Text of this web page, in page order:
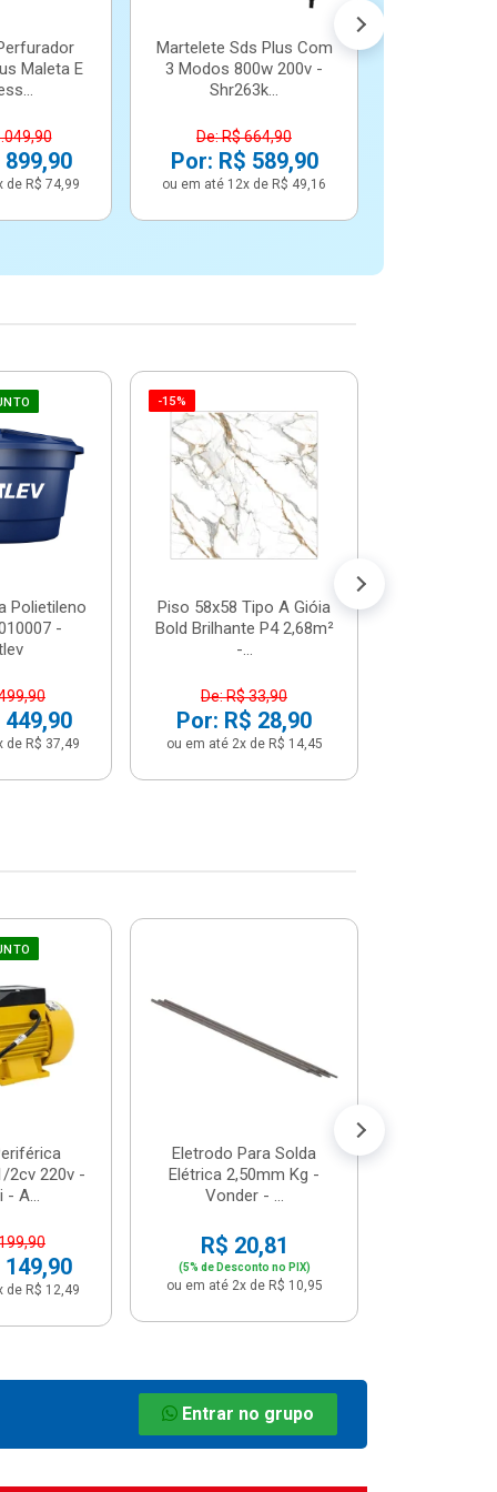
Maleta E
de R$ 74,99
Martelete Sds Plus Com
3 Modos 800w 200v -
Shr263k...
De: R$ 664,90
Por: R$ 589,90
ou em até 12x de R$ 49,16
Polietileno
-
de R$ 37,49
-15%
Piso 58x58 Tipo A Gióia
Bold Brilhante P4 2,68m²
-...
De: R$ 33,90
Por: R$ 28,90
ou em até 2x de R$ 14,45
2cv 220v -
- A...
149,90
de R$ 12,49
Eletrodo Para Solda
Elétrica 2,50mm Kg -
Vonder - ...
R$ 20,81
(5% de Desconto no PIX)
ou em até 2x de R$ 10,95
Entrar no grupo